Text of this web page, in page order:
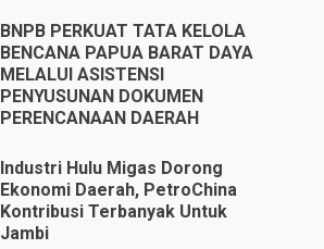
BNPB PERKUAT TATA KELOLA
BENCANA PAPUA BARAT DAYA
MELALUI ASISTENSI
PENYUSUNAN DOKUMEN
PERENCANAAN DAERAH
Industri Hulu Migas Dorong
Ekonomi Daerah, PetroChina
Kontribusi Terbanyak Untuk
Jambi